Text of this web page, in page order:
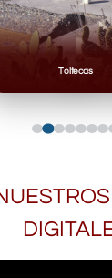
Toltecas